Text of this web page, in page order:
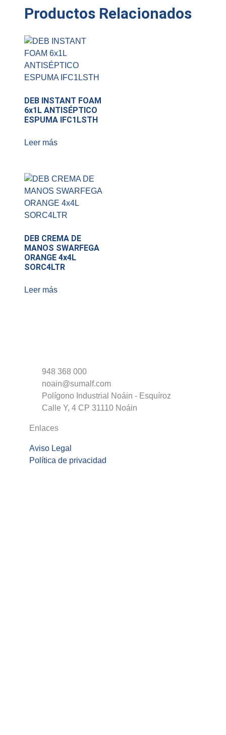
Productos Relacionados
DEB INSTANT FOAM
6x1L ANTISÉPTICO
ESPUMA IFC1LSTH
Leer más
DEB CREMA DE
MANOS SWARFEGA
ORANGE 4x4L
SORC4LTR
Leer más
948 368 000
noain@sumalf.com
Polígono Industrial Noáin - Esquíroz
Calle Y, 4 CP 31110 Noáin
Enlaces
Aviso Legal
Política de privacidad